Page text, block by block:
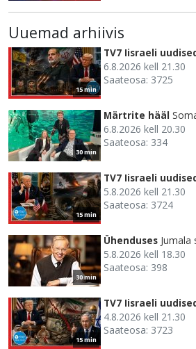
Uuemad arhiivis
15 min
TV7 Iisraeli
6.8.2026 kell 21.30
Saateosa: 3725
30 min
Märtrite hääl
6.8.2026 kell 20.30
Saateosa: 334
15 min
TV7 Iisraeli
5.8.2026 kell 21.30
Saateosa: 3724
30 min
Ühenduses Jumala
5.8.2026 kell 18.30
Saateosa: 398
15 min
TV7 Iisraeli
4.8.2026 kell 21.30
Saateosa: 3723